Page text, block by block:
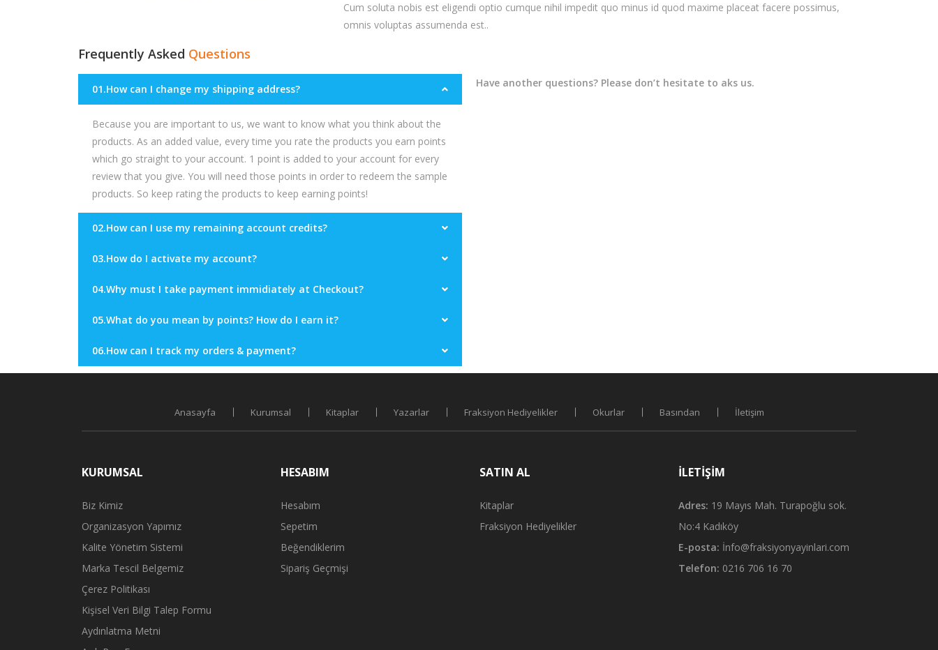
Cum soluta nobis est eligendi optio cumque nihil impedit quo minus id quod maxime placeat facere possimus,
omnis voluptas assumenda est..
Frequently Asked Questions
01.How can I change my shipping address?
Because you are important to us, we want to know what you think about the
products. As an added value, every time you rate the products you earn points
which go straight to your account. 1 point is added to your account for every
review that you give. You will need those points in order to redeem the sample
products. So keep rating the products to keep earning points!
02.How can I use my remaining account credits?
03.How do I activate my account?
04.Why must I take payment immidiately at Checkout?
05.What do you mean by points? How do I earn it?
06.How can I track my orders & payment?
Have another questions? Please don’t hesitate to aks us.
Anasayfa Kurumsal Kitaplar Yazarlar Fraksiyon Hediyelikler Okurlar Basından İletişim
KURUMSAL
Biz Kimiz
Organizasyon Yapımız
Kalite Yönetim Sistemi
Marka Tescil Belgemiz
Çerez Politikası
Kişisel Veri Bilgi Talep Formu
Aydınlatma Metni
HESABIM
Hesabım
Sepetim
Beğendiklerim
Sipariş Geçmişi
SATIN AL
Kitaplar
Fraksiyon Hediyelikler
İLETIŞIM
Adres: 19 Mayıs Mah. Turapoğlu sok.
No:4 Kadıköy
E-posta: İnfo@fraksiyonyayinlari.com
Telefon: 0216 706 16 70